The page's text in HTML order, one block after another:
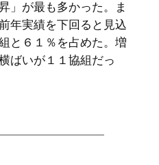
」が最も多かった。ま
年実績を下回ると見込
と６１％を占めた。増
ばいが１１協組だっ